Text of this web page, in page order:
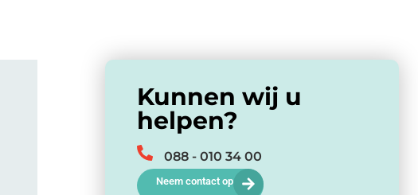
Kunnen wij u
helpen?
088 - 010 34 00
Neem contact op